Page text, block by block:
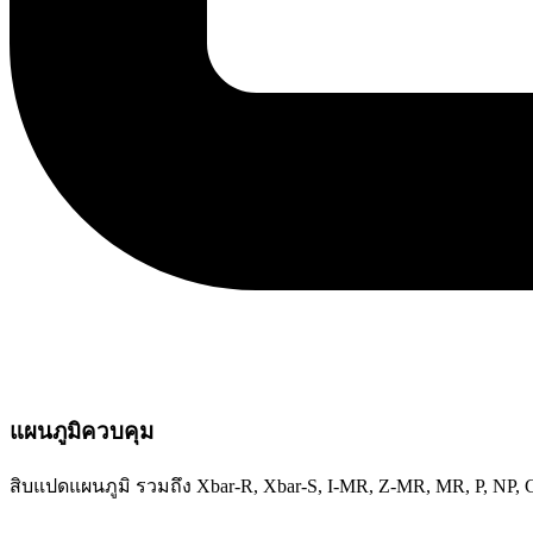
แผนภูมิควบคุม
สิบแปดแผนภูมิ รวมถึง Xbar-R, Xbar-S, I-MR, Z-MR, MR, P,